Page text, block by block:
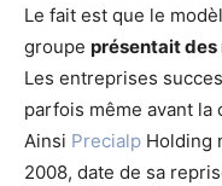
Le fait est que le
groupe présentait des
Les entreprises
parfois même avant la
Ainsi Precialp Holding
2008, date de sa